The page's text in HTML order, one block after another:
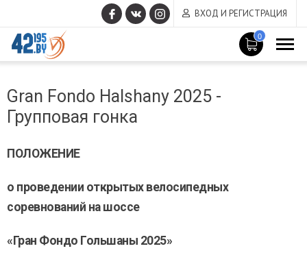
ВХОД И РЕГИСТРАЦИЯ
0
MAIN
CONTENT
14,
2017
Gran Fondo Halshany 2025 -
Групповая гонка
ПОЛОЖЕНИЕ
о проведении открытых велосипедных
соревнований на шоссе
«Гран Фондо Гольшаны 2025»